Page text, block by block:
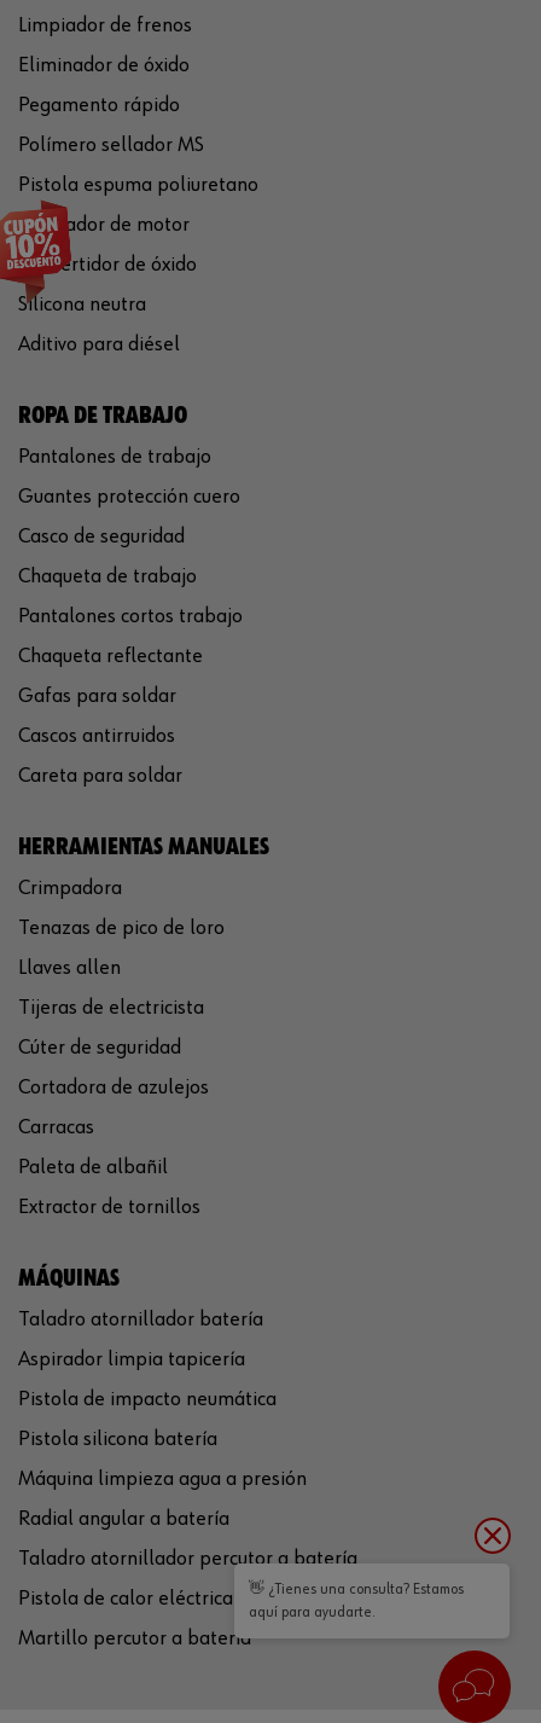
Limpiador de frenos
Eliminador de óxido
Pegamento rápido
Polímero sellador MS
Pistola espuma poliuretano
Limpiador de motor
Convertidor de óxido
Silicona neutra
Aditivo para diésel
ROPA DE TRABAJO
Pantalones de trabajo
Guantes protección cuero
Casco de seguridad
Chaqueta de trabajo
Pantalones cortos trabajo
Chaqueta reflectante
Gafas para soldar
Cascos antirruidos
Careta para soldar
HERRAMIENTAS MANUALES
Crimpadora
Tenazas de pico de loro
Llaves allen
Tijeras de electricista
Cúter de seguridad
Cortadora de azulejos
Carracas
Paleta de albañil
Extractor de tornillos
MÁQUINAS
Taladro atornillador batería
Aspirador limpia tapicería
Pistola de impacto neumática
Pistola silicona batería
Máquina limpieza agua a presión
Radial angular a batería
Taladro atornillador percutor a batería
Pistola de calor eléctrica
Martillo percutor a batería
👋 ¿Tienes una consulta? Estamos
aquí para ayudarte.